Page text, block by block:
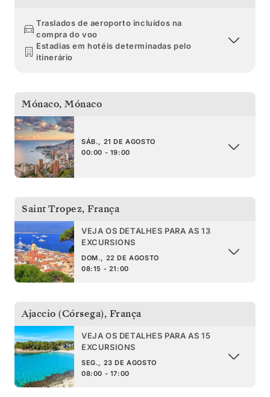
Traslados de aeroporto incluídos na
compra do voo
Estadias em hotéis determinadas pelo
itinerário
Mónaco, Mónaco
SÁB., 21 DE AGOSTO
00:00 - 19:00
Saint Tropez, França
VEJA OS DETALHES PARA AS 13
EXCURSIONS
DOM., 22 DE AGOSTO
08:15 - 21:00
Ajaccio (Córsega), França
VEJA OS DETALHES PARA AS 15
EXCURSIONS
SEG., 23 DE AGOSTO
08:00 - 17:00